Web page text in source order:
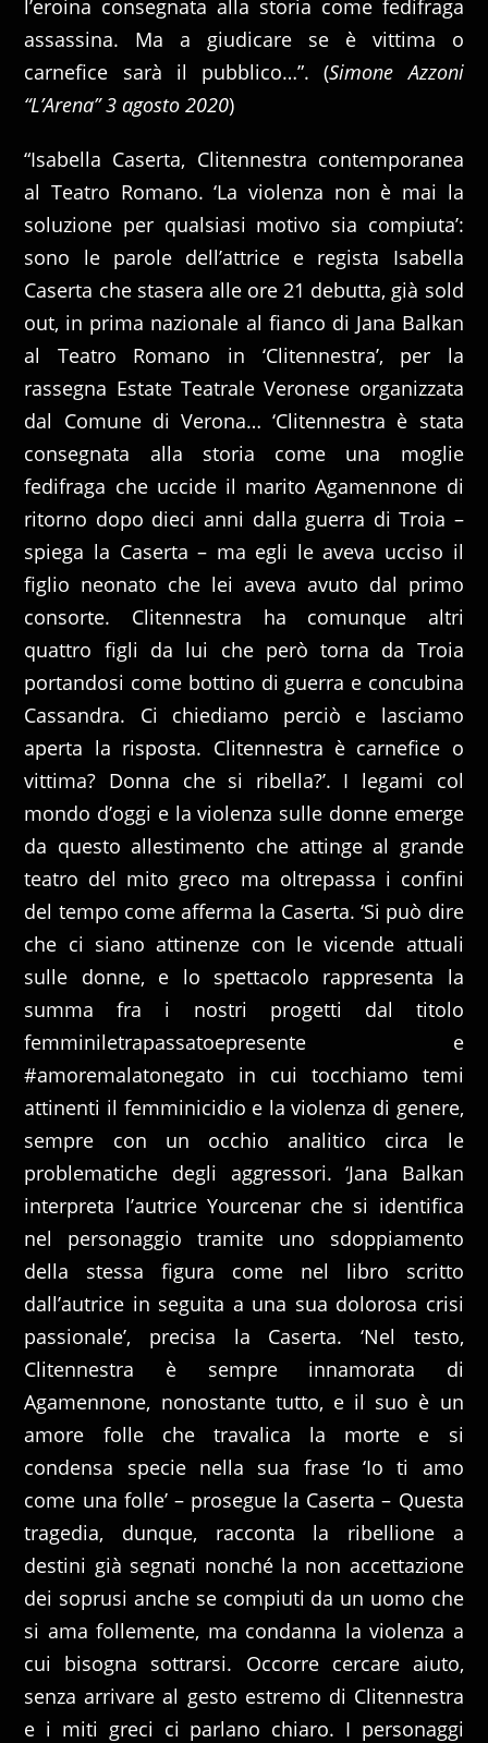
l’eroina consegnata alla storia come fedifraga
assassina. Ma a giudicare se è vittima o
carnefice sarà il pubblico…”. (Simone Azzoni
“L’Arena” 3 agosto 2020)
“Isabella Caserta, Clitennestra contemporanea
al Teatro Romano. ‘La violenza non è mai la
soluzione per qualsiasi motivo sia compiuta’:
sono le parole dell’attrice e regista Isabella
Caserta che stasera alle ore 21 debutta, già sold
out, in prima nazionale al fianco di Jana Balkan
al Teatro Romano in ‘Clitennestra’, per la
rassegna Estate Teatrale Veronese organizzata
dal Comune di Verona… ‘Clitennestra è stata
consegnata alla storia come una moglie
fedifraga che uccide il marito Agamennone di
ritorno dopo dieci anni dalla guerra di Troia –
spiega la Caserta – ma egli le aveva ucciso il
figlio neonato che lei aveva avuto dal primo
consorte. Clitennestra ha comunque altri
quattro figli da lui che però torna da Troia
portandosi come bottino di guerra e concubina
Cassandra. Ci chiediamo perciò e lasciamo
aperta la risposta. Clitennestra è carnefice o
vittima? Donna che si ribella?’. I legami col
mondo d’oggi e la violenza sulle donne emerge
da questo allestimento che attinge al grande
teatro del mito greco ma oltrepassa i confini
del tempo come afferma la Caserta. ‘Si può dire
che ci siano attinenze con le vicende attuali
sulle donne, e lo spettacolo rappresenta la
summa fra i nostri progetti dal titolo
femminiletrapassatoepresente e
#amoremalatonegato in cui tocchiamo temi
attinenti il femminicidio e la violenza di genere,
sempre con un occhio analitico circa le
problematiche degli aggressori. ‘Jana Balkan
interpreta l’autrice Yourcenar che si identifica
nel personaggio tramite uno sdoppiamento
della stessa figura come nel libro scritto
dall’autrice in seguita a una sua dolorosa crisi
passionale’, precisa la Caserta. ‘Nel testo,
Clitennestra è sempre innamorata di
Agamennone, nonostante tutto, e il suo è un
amore folle che travalica la morte e si
condensa specie nella sua frase ‘Io ti amo
come una folle’ – prosegue la Caserta – Questa
tragedia, dunque, racconta la ribellione a
destini già segnati nonché la non accettazione
dei soprusi anche se compiuti da un uomo che
si ama follemente, ma condanna la violenza a
cui bisogna sottrarsi. Occorre cercare aiuto,
senza arrivare al gesto estremo di Clitennestra
e i miti greci ci parlano chiaro. I personaggi